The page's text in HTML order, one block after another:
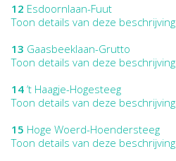
12 Esdoornlaan-Fuut
Toon details van deze beschrijving
13 Gaasbeeklaan-Grutto
Toon details van deze beschrijving
14 ’t Haagje-Hogesteeg
Toon details van deze beschrijving
15 Hoge Woerd-Hoendersteeg
Toon details van deze beschrijving